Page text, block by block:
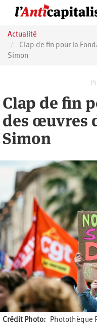
principal
Actualité
Clap de fin pour la
Simon
Clap de fin
des œuvres
Simon
Crédit Photo Photothèque